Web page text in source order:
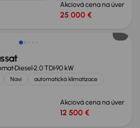
Akciová cena na úver
25 000 €
Diesel2.0 TDI90 kW
Navi
automatická klimatizace
Akciová cena na úver
12 500 €